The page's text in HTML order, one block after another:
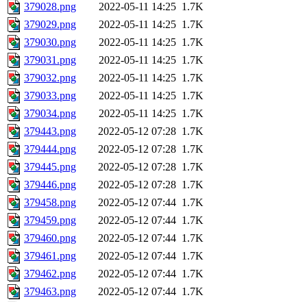
379028.png
2022-05-11 14:25 1.7K
379029.png
2022-05-11 14:25 1.7K
379030.png
2022-05-11 14:25 1.7K
379031.png
2022-05-11 14:25 1.7K
379032.png
2022-05-11 14:25 1.7K
379033.png
2022-05-11 14:25 1.7K
379034.png
2022-05-11 14:25 1.7K
379443.png
2022-05-12 07:28 1.7K
379444.png
2022-05-12 07:28 1.7K
379445.png
2022-05-12 07:28 1.7K
379446.png
2022-05-12 07:28 1.7K
379458.png
2022-05-12 07:44 1.7K
379459.png
2022-05-12 07:44 1.7K
379460.png
2022-05-12 07:44 1.7K
379461.png
2022-05-12 07:44 1.7K
379462.png
2022-05-12 07:44 1.7K
379463.png
2022-05-12 07:44 1.7K